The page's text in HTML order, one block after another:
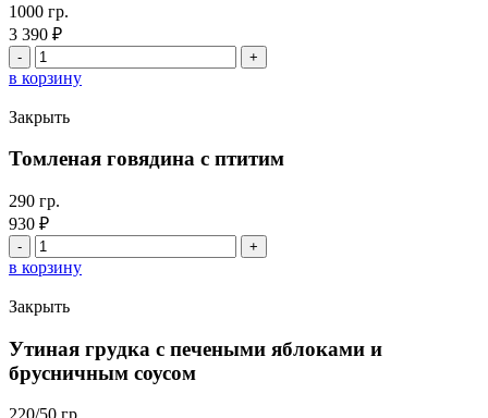
1000 гр.
3 390 ₽
Количество
товара
Ассорти
морепродуктов
(вонголе,
мидии,
рапаны,
кальмар,
фокачча)
в корзину
Закрыть
Томленая говядина с птитим
290 гр.
930 ₽
Количество
товара
Томленая
говядина
с
в корзину
Закрыть
Утиная грудка с печеными яблоками и
брусничным соусом